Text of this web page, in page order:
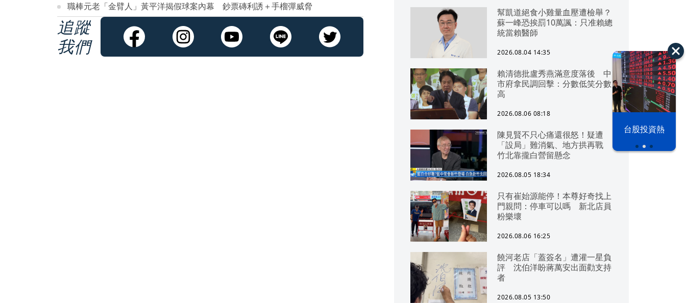
漢光42演習 台股投資熱
職棒元老「金臂人」黃平洋揭假球案內幕 鈔票磚利誘＋手榴彈威脅
追蹤
我們
幫凱道絕食小雞量血壓遭檢舉？
蘇一峰恐挨罰10萬諷：只准賴總
統當賴醫師
2026.08.04 14:35
賴清德批盧秀燕滿意度落後 中
市府拿民調回擊：分數低笑分數
高
2026.08.06 08:18
陳見賢不只心痛還很怒！疑遭
「設局」難消氣、地方拱再戰
竹北靠攏白營留懸念
2026.08.05 18:34
只有崔始源能停！本尊好奇找上
門親問：停車可以嗎 新北店員
粉樂壞
2026.08.06 16:25
饒河老店「蓋簽名」遭灌一星負
評 沈伯洋盼蔣萬安出面勸支持
者
2026.08.05 13:50